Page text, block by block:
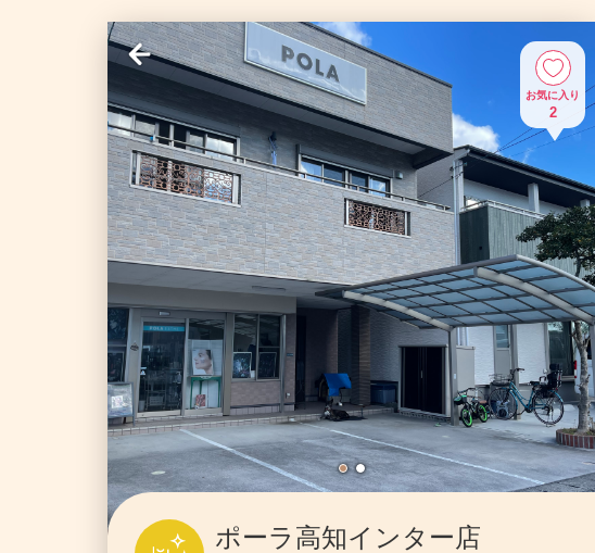
お気に入り
2
ポーラ高知インター店